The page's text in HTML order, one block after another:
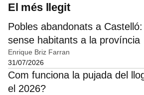
El més llegit
Pobles abandonats a
sense habitants a la província
Enrique Briz Farran
31/07/2026
Com funciona la pujada del
el 2026?